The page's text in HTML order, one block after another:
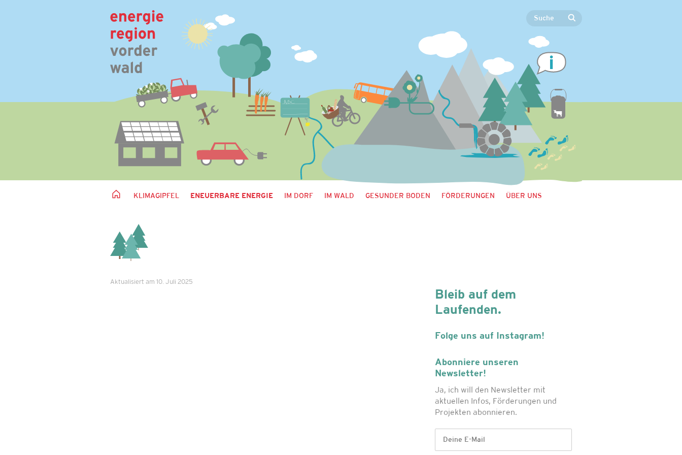
KLIMAGIPFEL ENEUERBARE ENERGIE IM DORF IM WALD GESUNDER BODEN FÖRDERUNGEN ÜBER UNS
Aktualisiert am 10. Juli 2025
Bleib auf dem
Laufenden.
Folge uns auf Instagram!
Abonniere unseren
Newsletter!
Ja, ich will den Newsletter mit
aktuellen Infos, Förderungen und
Projekten abonnieren.